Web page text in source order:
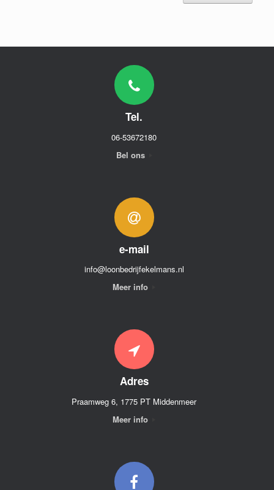
Tel.
06-53672180
Bel ons
e-mail
info@loonbedrijfekelmans.nl
Meer info
Adres
Praamweg 6, 1775 PT Middenmeer
Meer info